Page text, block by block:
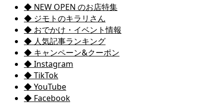
◆ NEW OPEN のお店特集
◆ ジモトのキラリさん
◆ おでかけ・イベント情報
◆ 人気記事ランキング
◆ キャンペーン&クーポン
◆ Instagram
◆ TikTok
◆ YouTube
◆ Facebook